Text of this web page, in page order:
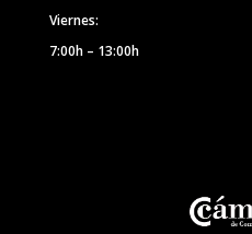
Viernes:
7:00h – 13:00h